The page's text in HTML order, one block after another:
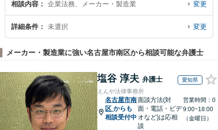
です。
相談内容 企業法務、メーカー・製造業 変更
詳細条件 未選択 変更
メーカー・製造業に強い名古屋市南区から相談可能な弁護士
塩谷 淳夫 弁護士 愛知県
えんや法律事務所
名古屋市南
区 からも
相談受付中
面談方法(対
面・電話・ビデ
オなど)は応相
談
営業時間：0
9:00~18:00
（金曜日）